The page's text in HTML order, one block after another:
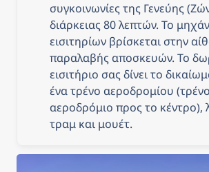
συγκοινωνίες της Γενεύης
διάρκειας 80 λεπτών. Το
εισιτηρίων βρίσκεται στην
παραλαβής αποσκευών. Το
εισιτήριο σας δίνει το
ένα τρένο αεροδρομίου
αεροδρόμιο προς το κέντρο),
τραμ και μουέτ.